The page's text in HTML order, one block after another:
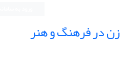
زن در فرهنگ و هنر